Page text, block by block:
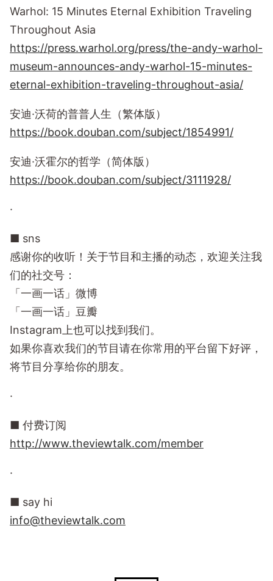
Warhol: 15 Minutes Eternal Exhibition Traveling
Throughout Asia
https://press.warhol.org/press/the-andy-warhol-
museum-announces-andy-warhol-15-minutes-
eternal-exhibition-traveling-throughout-asia/
安迪·沃荷的普普人生（繁体版）
https://book.douban.com/subject/1854991/
安迪·沃霍尔的哲学（简体版）
https://book.douban.com/subject/3111928/
·
■ sns
感谢你的收听！关于节目和主播的动态，欢迎关注我
们的社交号：
「一画一话」微博
「一画一话」豆瓣
Instagram上也可以找到我们。
如果你喜欢我们的节目请在你常用的平台留下好评，
将节目分享给你的朋友。
·
■ 付费订阅
http://www.theviewtalk.com/member
·
■ say hi
info@theviewtalk.com